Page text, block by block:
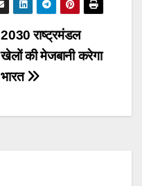
2030 राष्ट्रमंडल
खेलों की मेजबानी करेगा
भारत